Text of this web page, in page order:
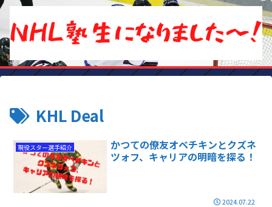
KHL Deal
現役スター選手紹介
かつての僚友オベチキンとクズネ
ツォフ、キャリアの明暗を探る！
2024.07.22